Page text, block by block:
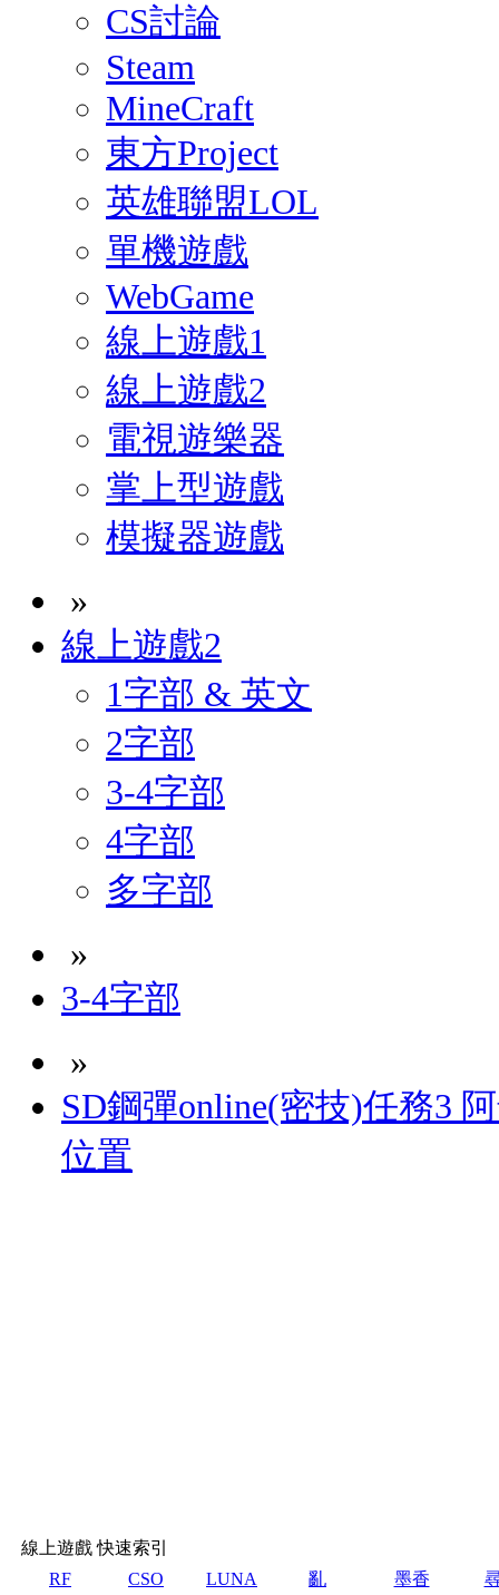
CS討論
Steam
MineCraft
東方Project
英雄聯盟LOL
單機遊戲
WebGame
線上遊戲1
線上遊戲2
電視遊樂器
掌上型遊戲
模擬器遊戲
»
線上遊戲2
1字部 & 英文
2字部
3-4字部
4字部
多字部
»
3-4字部
»
SD鋼彈online(密技)任務3
位置
線上遊戲 快速索引
RF
CSO LUNA 亂 墨香